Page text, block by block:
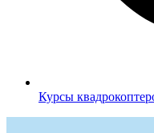
Курсы